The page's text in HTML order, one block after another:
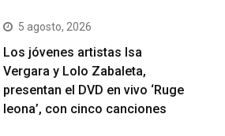
5 agosto, 2026
Los jóvenes artistas Isa
Vergara y Lolo Zabaleta,
presentan el DVD en vivo ‘Ruge
leona’, con cinco canciones